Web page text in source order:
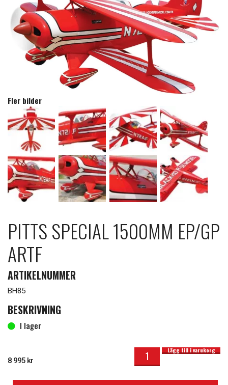
Fler bilder
PITTS SPECIAL 1500MM EP/GP
ARTF
ARTIKELNUMMER
BH85
BESKRIVNING
I lager
8 995 kr
I lager
Pitts Special 1500mm EP/GP ARTF mängd Lägg till i varukorg